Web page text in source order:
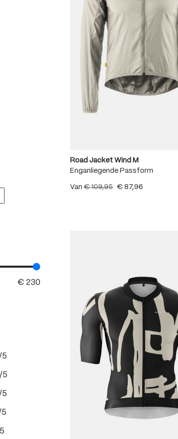
waardering van 5 van de 5 sterren
5
waardering van 4 van de 5 sterren
5
waardering van 3 van de 5 sterren
5
waardering van 2 van de 5 sterren
5
Road Jacket Wind M
Enganliegende Passform
Van € 109,95 € 87,96